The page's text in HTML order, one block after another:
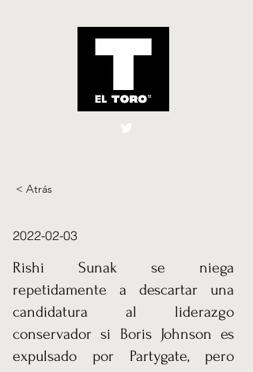
El Toro España
< Atrás
2022-02-03
Rishi Sunak se niega
repetidamente a descartar una
candidatura al liderazgo
conservador si Boris Johnson es
expulsado por Partygate, pero